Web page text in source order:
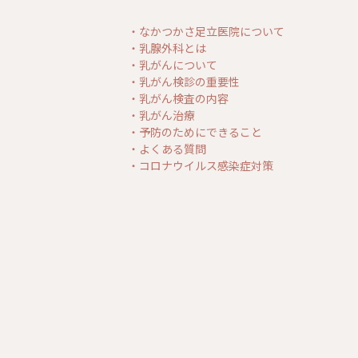
・なかつかさ足立医院について
・乳腺外科とは
・乳がんについて
・乳がん検診の重要性
・乳がん検査の内容
・乳がん治療
・予防のためにできること
・よくある質問
・コロナウイルス感染症対策